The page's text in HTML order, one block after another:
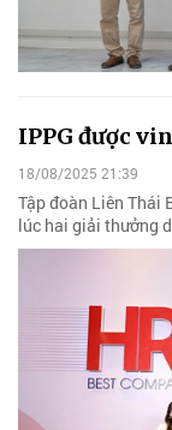
IPPG được
18/08/2025 21:39
Tập đoàn Liên Thái
lúc hai giải thưởng